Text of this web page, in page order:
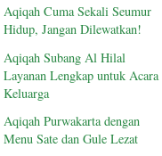
Aqiqah Cuma Sekali Seumur
Hidup, Jangan Dilewatkan!
Aqiqah Subang Al Hilal
Layanan Lengkap untuk Acara
Keluarga
Aqiqah Purwakarta dengan
Menu Sate dan Gule Lezat